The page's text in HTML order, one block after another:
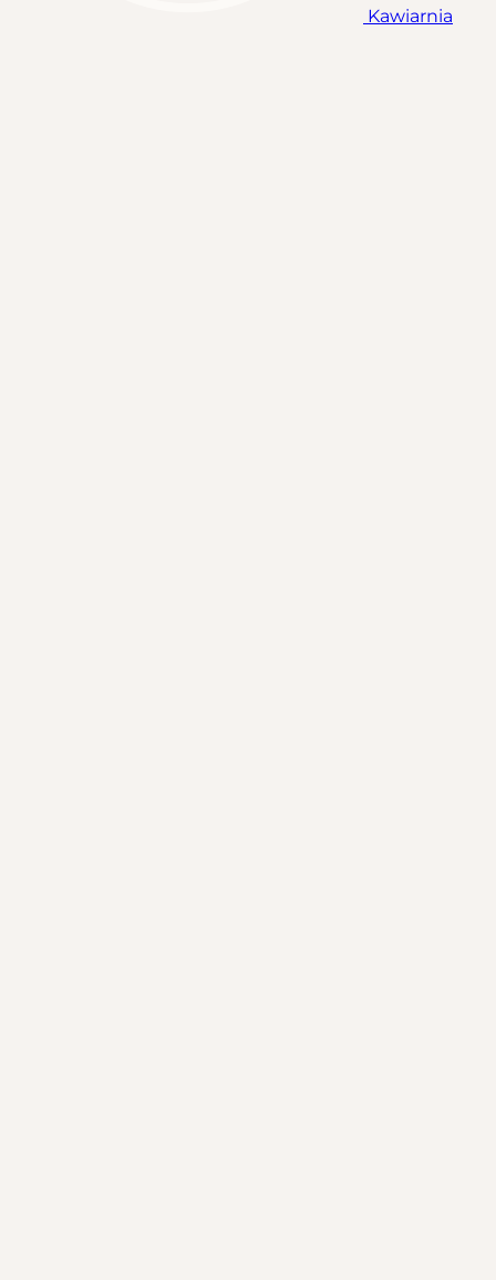
Kawiarnia